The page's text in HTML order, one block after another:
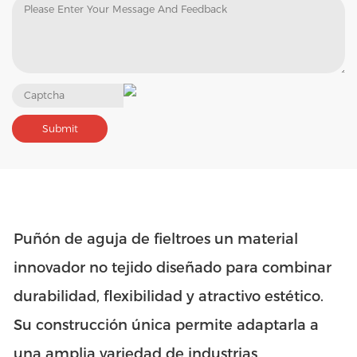
Puñón de aguja de fieltroes un material
innovador no tejido diseñado para combinar
durabilidad, flexibilidad y atractivo estético.
Su construcción única permite adaptarla a